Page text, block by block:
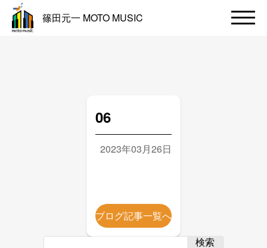
篠田元一 MOTO MUSIC
06
2023年03月26日
ブログ記事一覧へ
検索